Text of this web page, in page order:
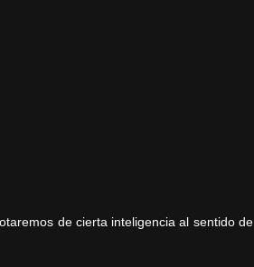
de cierta inteligencia al sentido de